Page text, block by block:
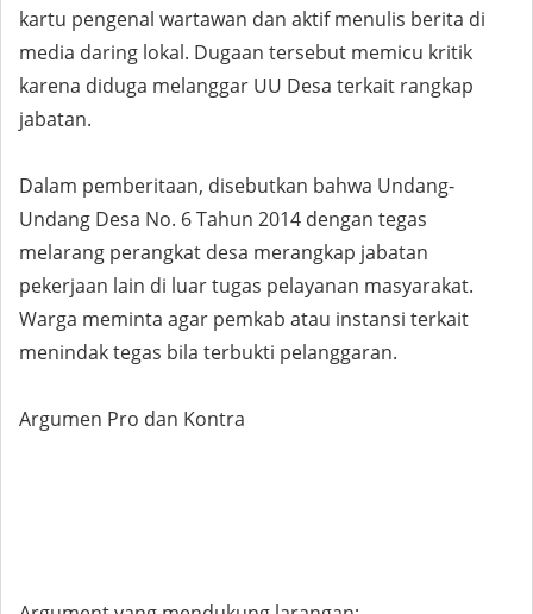
kartu pengenal wartawan dan aktif menulis berita di
media daring lokal. Dugaan tersebut memicu kritik
karena diduga melanggar UU Desa terkait rangkap
jabatan.
Dalam pemberitaan, disebutkan bahwa Undang-
Undang Desa No. 6 Tahun 2014 dengan tegas
melarang perangkat desa merangkap jabatan
pekerjaan lain di luar tugas pelayanan masyarakat.
Warga meminta agar pemkab atau instansi terkait
menindak tegas bila terbukti pelanggaran.
Argumen Pro dan Kontra